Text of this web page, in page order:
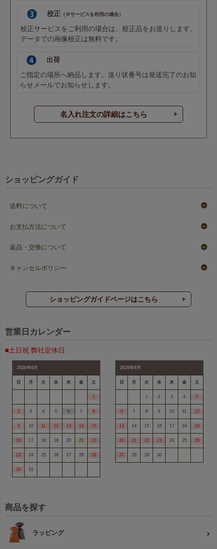
校正 （※サービスを利用の場合）
校正サービスをご利用の場合は、校正品をお送りします。
データでの画像校正は無料です。
出荷
ご指定の場所へ納品します。送り状番号は発送完了のお知
らせメールでお知らせします。
名入れ注文の詳細はこちら
ショッピングガイド
送料について
お支払方法について
返品・交換について
キャンセルポリシー
ショッピングガイドページはこちら
営業日カレンダー
■土日祝 弊社定休日
2026年8月
日 月 火 水 木 金 土
1
2 3 4 5 6 7 8
9 10 11 12 13 14 15
16 17 18 19 20 21 22
23 24 25 26 27 28 29
30 31
2026年9月
日 月 火 水 木 金 土
1 2 3 4 5
6 7 8 9 10 11 12
13 14 15 16 17 18 19
20 21 22 23 24 25 26
27 28 29 30
商品を探す
ラッピング